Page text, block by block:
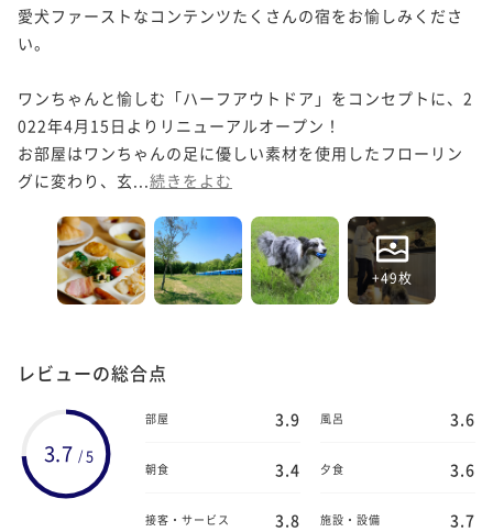
愛犬ファーストなコンテンツたくさんの宿をお愉しみくださ
い。
ワンちゃんと愉しむ「ハーフアウトドア」をコンセプトに、2
022年4月15日よりリニューアルオープン！
お部屋はワンちゃんの足に優しい素材を使用したフローリン
グに変わり、玄... 続きをよむ
+49枚
レビューの総合点
3.7 / 5
部屋 3.9 風呂 3.6
朝食 3.4 夕食 3.6
接客・サービス 3.8 施設・設備 3.7